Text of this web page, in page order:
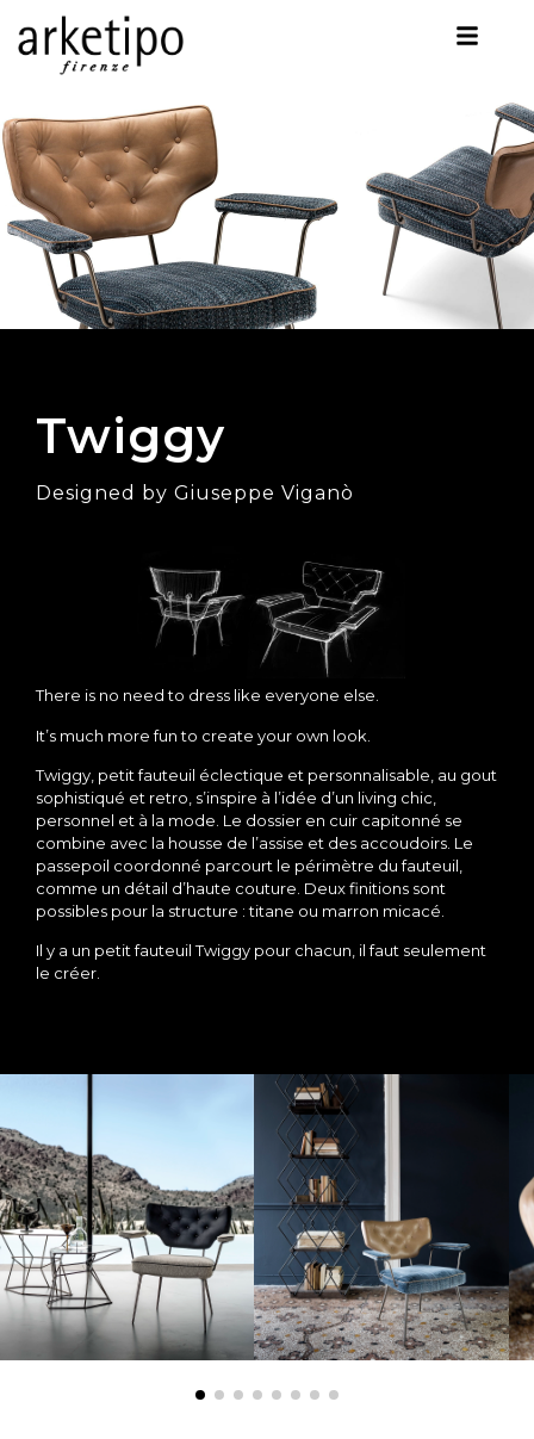
Twiggy
Designed by Giuseppe Viganò
There is no need to dress like everyone else.
It’s much more fun to create your own look.
Twiggy, petit fauteuil éclectique et personnalisable, au gout
sophistiqué et retro, s’inspire à l’idée d’un living chic,
personnel et à la mode. Le dossier en cuir capitonné se
combine avec la housse de l’assise et des accoudoirs. Le
passepoil coordonné parcourt le périmètre du fauteuil,
comme un détail d’haute couture. Deux finitions sont
possibles pour la structure : titane ou marron micacé.
Il y a un petit fauteuil Twiggy pour chacun, il faut seulement
le créer.